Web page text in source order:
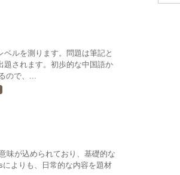
ルを測ります。問題は筆記と
題されます。初歩的な中国語か
ので、...
が込められており、基礎的な
よりも、日常的な内容を題材